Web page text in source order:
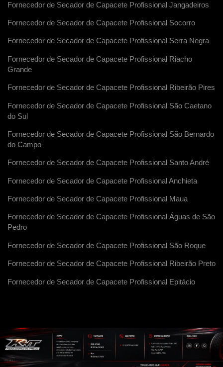
Fornecedor de Secador de Capacete Profissional Jangadeiros
Fornecedor de Secador de Capacete Profissional Socorro
Fornecedor de Secador de Capacete Profissional Serra Negra
Fornecedor de Secador de Capacete Profissional Riacho
Grande
Fornecedor de Secador de Capacete Profissional Ribeirão Pires
Fornecedor de Secador de Capacete Profissional São Caetano
do Sul
Fornecedor de Secador de Capacete Profissional São Bernardo
do Campo
Fornecedor de Secador de Capacete Profissional Santo André
Fornecedor de Secador de Capacete Profissional Anchieta
Fornecedor de Secador de Capacete Profissional Maua
Fornecedor de Secador de Capacete Profissional Águas de São
Pedro
Fornecedor de Secador de Capacete Profissional São Roque
Fornecedor de Secador de Capacete Profissional Ribeirão Preto
Fornecedor de Secador de Capacete Profissional Epitácio